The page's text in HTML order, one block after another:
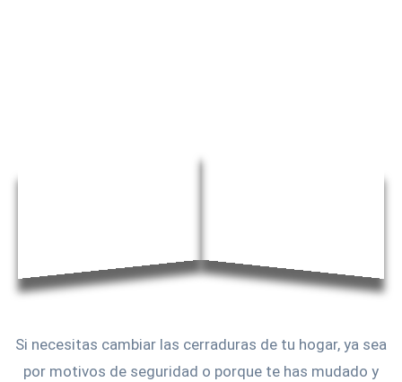
Si necesitas cambiar las cerraduras de tu hogar, ya sea
por motivos de seguridad o porque te has mudado y